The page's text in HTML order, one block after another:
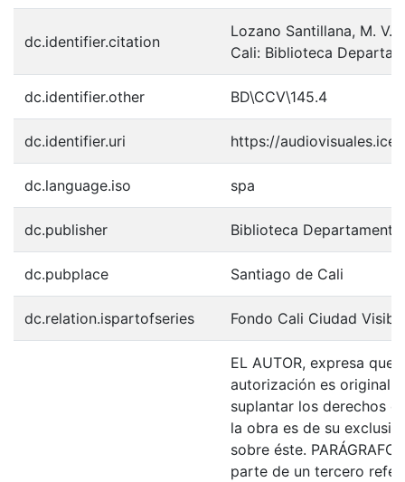
dc.identifier.citation
Lozano Santillana, M. V.
Cali: Biblioteca
dc.identifier.other BD\CCV\145.4
dc.identifier.uri https://
dc.language.iso spa
dc.publisher Biblioteca
dc.pubplace Santiago de Cali
dc.relation.ispartofseries Fondo Cali Ciudad
EL AUTOR, expresa
autorización es original
suplantar los derechos
la obra es de su
sobre éste.
parte de un tercero